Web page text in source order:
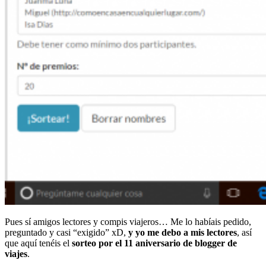
Pues sí amigos lectores y compis viajeros… Me lo habíais pedido,
preguntado y casi “exigido” xD, y yo me debo a mis lectores, así
que aquí tenéis el sorteo por el 11 aniversario de blogger de
viajes.